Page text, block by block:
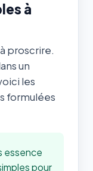
à
proscrire.
un
les
formulées
essence
pour